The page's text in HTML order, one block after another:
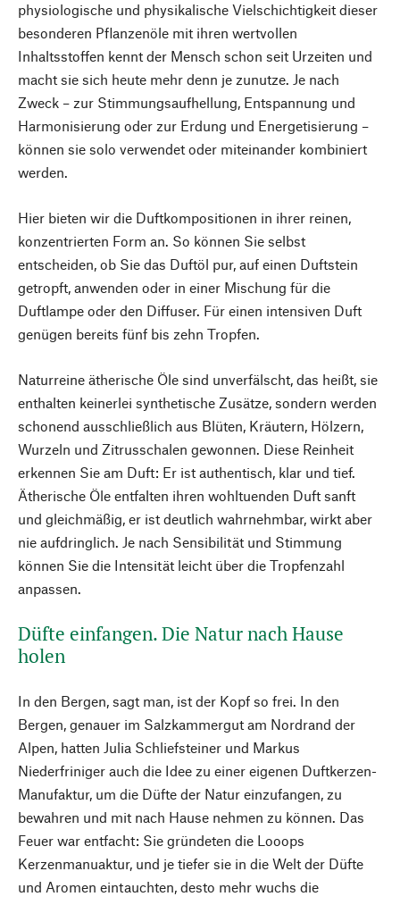
physiologische und physikalische Vielschichtigkeit dieser
besonderen Pflanzenöle mit ihren wertvollen
Inhaltsstoffen kennt der Mensch schon seit Urzeiten und
macht sie sich heute mehr denn je zunutze. Je nach
Zweck – zur Stimmungsaufhellung, Entspannung und
Harmonisierung oder zur Erdung und Energetisierung –
können sie solo verwendet oder miteinander kombiniert
werden.
Hier bieten wir die Duftkompositionen in ihrer reinen,
konzentrierten Form an. So können Sie selbst
entscheiden, ob Sie das Duftöl pur, auf einen Duftstein
getropft, anwenden oder in einer Mischung für die
Duftlampe oder den Diffuser. Für einen intensiven Duft
genügen bereits fünf bis zehn Tropfen.
Naturreine ätherische Öle sind unverfälscht, das heißt, sie
enthalten keinerlei synthetische Zusätze, sondern werden
schonend ausschließlich aus Blüten, Kräutern, Hölzern,
Wurzeln und Zitrusschalen gewonnen. Diese Reinheit
erkennen Sie am Duft: Er ist authentisch, klar und tief.
Ätherische Öle entfalten ihren wohltuenden Duft sanft
und gleichmäßig, er ist deutlich wahrnehmbar, wirkt aber
nie aufdringlich. Je nach Sensibilität und Stimmung
können Sie die Intensität leicht über die Tropfenzahl
anpassen.
Düfte einfangen. Die Natur nach Hause
holen
In den Bergen, sagt man, ist der Kopf so frei. In den
Bergen, genauer im Salzkammergut am Nordrand der
Alpen, hatten Julia Schliefsteiner und Markus
Niederfriniger auch die Idee zu einer eigenen Duftkerzen-
Manufaktur, um die Düfte der Natur einzufangen, zu
bewahren und mit nach Hause nehmen zu können. Das
Feuer war entfacht: Sie gründeten die Looops
Kerzenmanuaktur, und je tiefer sie in die Welt der Düfte
und Aromen eintauchten, desto mehr wuchs die